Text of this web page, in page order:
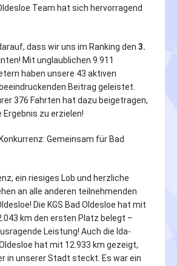
Team hat sich hervorragend
dass wir uns im Ranking den 3.
Mit unglaublichen 9.911
haben unsere 43 aktiven
Beitrag geleistet.
376 Fahrten hat dazu beigetragen,
zu erzielen!
Gemeinsam für Bad
ein riesiges Lob und herzliche
an alle anderen teilnehmenden
Die KGS Bad Oldesloe hat mit
km den ersten Platz belegt –
Leistung! Auch die Ida-
hat mit 12.933 km gezeigt,
in unserer Stadt steckt. Es war ein